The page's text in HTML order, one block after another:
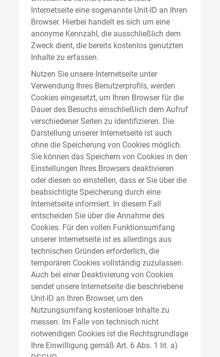
Internetseite eine sogenannte Unit-ID an Ihren
Browser. Hierbei handelt es sich um eine
anonyme Kennzahl, die ausschließlich dem
Zweck dient, die bereits kostenlos genutzten
Inhalte zu erfassen.
Nutzen Sie unsere Internetseite unter
Verwendung Ihres Benutzerprofils, werden
Cookies eingesetzt, um Ihren Browser für die
Dauer des Besuchs einschließlich dem Aufruf
verschiedener Seiten zu identifizieren. Die
Darstellung unserer Internetseite ist auch
ohne die Speicherung von Cookies möglich.
Sie können das Speichern von Cookies in den
Einstellungen Ihres Browsers deaktivieren
oder diesen so einstellen, dass er Sie über die
beabsichtigte Speicherung durch eine
Internetseite informiert. In diesem Fall
entscheiden Sie über die Annahme des
Cookies. Für den vollen Funktionsumfang
unserer Internetseite ist es allerdings aus
technischen Gründen erforderlich, die
temporären Cookies vollständig zuzulassen.
Auch bei einer Deaktivierung von Cookies
sendet unsere Internetseite die beschriebene
Unit-ID an Ihren Browser, um den
Nutzungsumfang kostenloser Inhalte zu
messen. Im Falle von technisch nicht
notwendigen Cookies ist die Rechtsgrundlage
Ihre Einwilligung gemäß Art. 6 Abs. 1 lit. a)